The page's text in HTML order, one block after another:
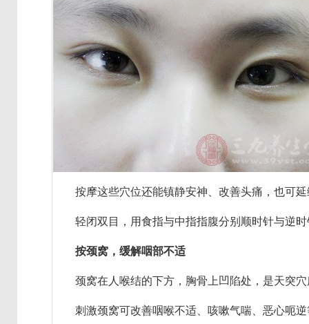
按摩这些穴位还能镇静安神、改善头痛，也可延
轻闭双目，用食指与中指指腹分别顺时针与逆时
按颈窝，缓解咽部不适
颈窝在人喉结的下方，胸骨上凹陷处，是天突穴
刺激颈窝可改善咽喉不适、咳嗽气喘、恶心呃逆